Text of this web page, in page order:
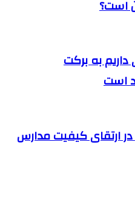
است؟
به برکت
است
ارتقای کیفیت مدارس